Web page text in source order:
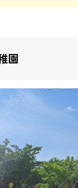
園